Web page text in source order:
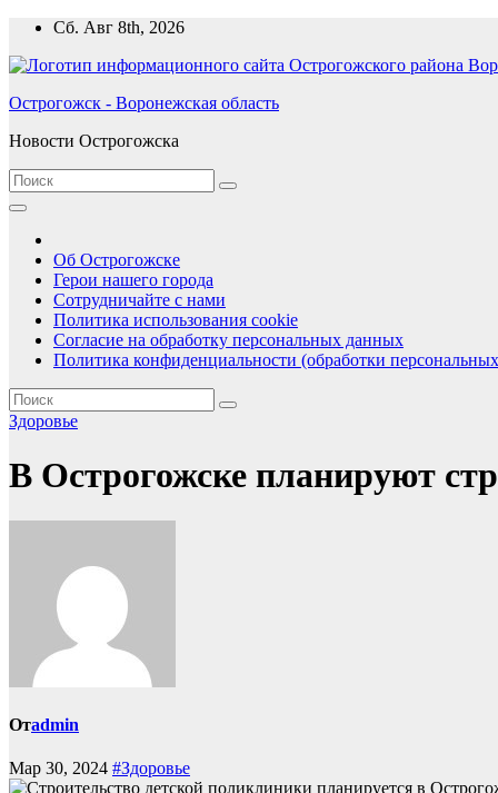
Перейти
содержимому
Сб. Авг 8th, 2026
Острогожск - Воронежская область
Новости Острогожска
Об Острогожске
Герои нашего города
Сотрудничайте с нами
Политика использования cookie
Согласие на обработку персональных данных
Политика конфиденциальности (обработки
Здоровье
В Острогожске планируют
Отadmin
Мар 30, 2024 #Здоровье